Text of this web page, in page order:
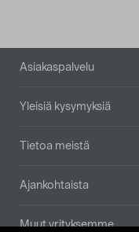
Alatunniste
Asiakaspalvelu
Yleisiä kysymyksiä
Tietoa meistä
Ajankohtaista
Muut yrityksemme